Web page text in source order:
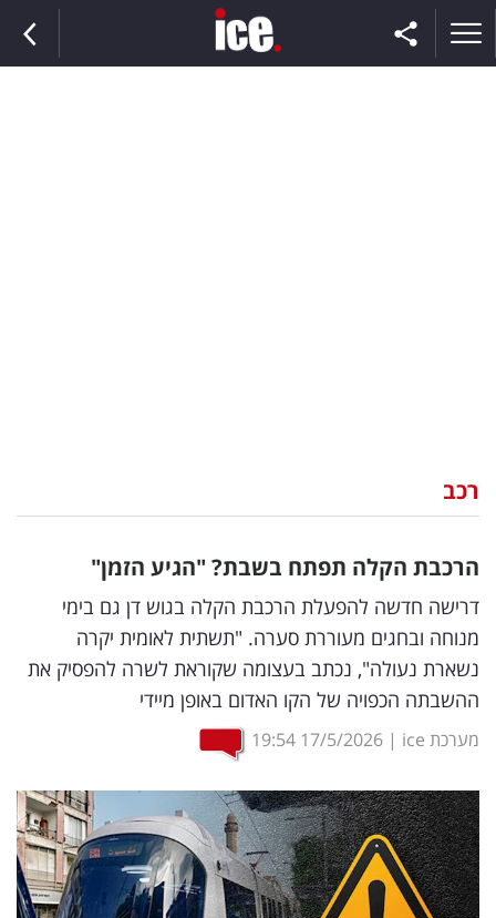
וצרכנות
וטק
שיווק
ופרסום
מדדים
ומחקרים
דעות
רכב
הרכבת הקלה תפתח בשבת? "הגיע הזמן"
דרישה חדשה להפעלת הרכבת הקלה בגוש דן גם בימי
מנוחה ובחגים מעוררת סערה. "תשתית לאומית יקרה
נשארת נעולה", נכתב בעצומה שקוראת לשרה להפסיק את
ההשבתה הכפויה של הקו האדום באופן מיידי
מערכת ice |
17/5/2026
19:54